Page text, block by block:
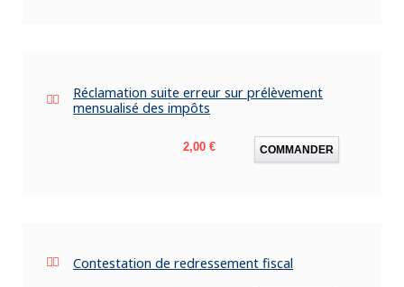
Réclamation suite erreur sur prélèvement
mensualisé des impôts
Prix
2,00 € COMMANDER
Contestation de redressement fiscal